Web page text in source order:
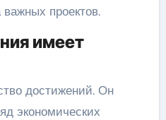
проектов.
имеет
достижений. Он
экономических